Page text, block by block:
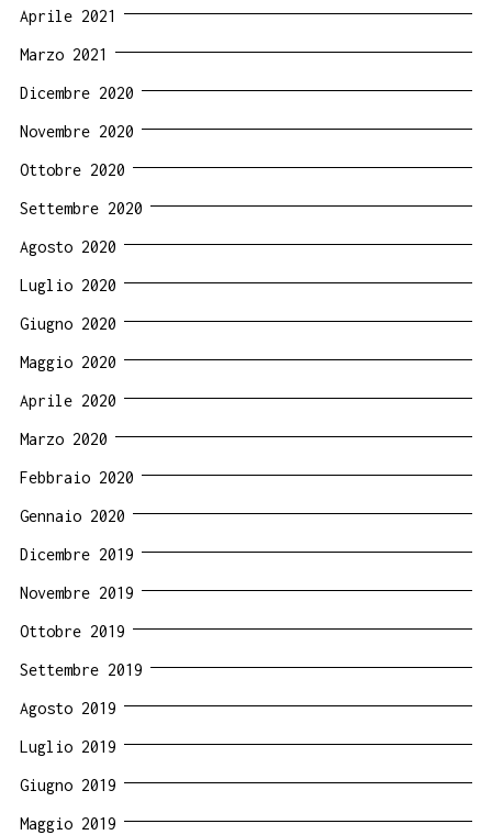
Aprile 2021
Marzo 2021
Dicembre 2020
Novembre 2020
Ottobre 2020
Settembre 2020
Agosto 2020
Luglio 2020
Giugno 2020
Maggio 2020
Aprile 2020
Marzo 2020
Febbraio 2020
Gennaio 2020
Dicembre 2019
Novembre 2019
Ottobre 2019
Settembre 2019
Agosto 2019
Luglio 2019
Giugno 2019
Maggio 2019